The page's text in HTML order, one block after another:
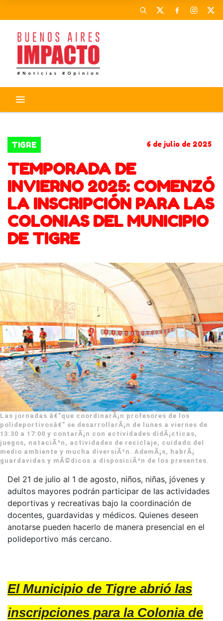
TIGRE 6 de julio de 2025
TEMPORADA DE
INVIERNO 2025: COMENZÓ
LA INSCRIPCIÓN PARA LAS
COLONIAS DEL MUNICIPIO
DE TIGRE
Las jornadas â€”que coordinarÃ¡n profesores de los
polideportivosâ€” se desarrollarÃ¡n de lunes a viernes de
13:30 a 17:00 y contarÃ¡n con actividades didÃ¡cticas,
juegos, nataciÃ³n, actividades de reciclaje, cuidado del
medio ambiente y mucha diversiÃ³n. AdemÃ¡s, habrÃ¡
guardavidas y mÃ©dicos a disposiciÃ³n de los presentes.
Del 21 de julio al 1 de agosto, niños, niñas, jóvenes y
adultos mayores podrán participar de las actividades
deportivas y recreativas bajo la coordinación de
docentes, guardavidas y médicos. Quienes deseen
anotarse pueden hacerlo de manera presencial en el
polideportivo más cercano.
El Municipio de Tigre abrió las
inscripciones para la Colonia de